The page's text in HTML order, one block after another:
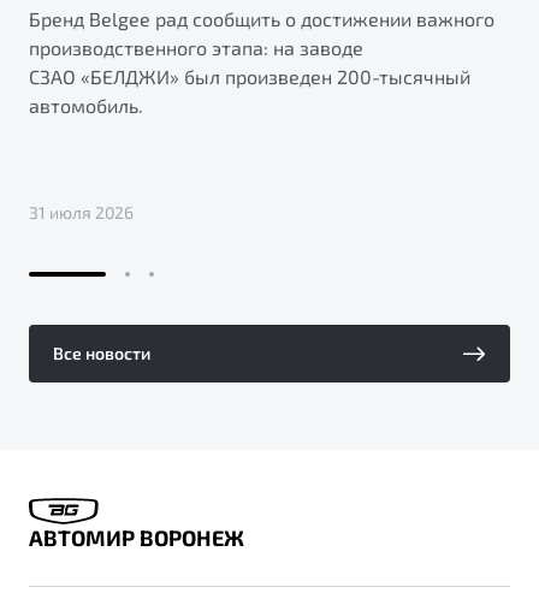
Бренд Belgee рад сообщить о достижении важного
производственного этапа: на заводе
СЗАО «БЕЛДЖИ» был произведен 200-тысячный
автомобиль.
31 июля 2026
Все новости
АВТОМИР ВОРОНЕЖ